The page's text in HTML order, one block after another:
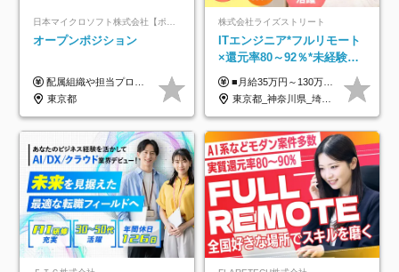
日本マイクロソフト株式会社【ポジションマッチ登録】
オープンポジション
配属組織や担当プロジェクトにより異なります。 ▼参考情報 ----------------------- 年俸650万～（1/12を月々支給） ※経験、能力を考慮の上、当社規定により優遇いたします。 ※時間外、休日出勤、深夜手当に対する賃金も基本年俸に含みます。
東京都
株式会社ライズストリート
ITエンジニア*フルリモート
×還元率80～92％*未経験歓
迎*年休134日*月給35万～*
定着率100%
■月給35万円～130万円＋賞与年2回＋各種手当 ※システムエンジニアの経験をお持ちの方は月給41万円以上＋賞与年2回（108万円～）＋手当 ■単価（年収）アップのチャンスは最大年12回 ※残業代は1分単位で100％全額支給。サービス残業などは一切ありません ※試用期間6ヵ月（試用期間中の待遇・給与に差はありません）
東京都_神奈川県_埼玉県_千葉県_大阪府_愛知県_北海道_青森県_岩手県_宮城県_秋田県_山形県_福島県_茨城県_栃木県_群馬県_新潟県_山梨県_長野県_富山県_石川県_福井県_静岡県_岐阜県_三重県_兵庫県_京都府_滋賀県_奈良県_和歌山県_広島県_岡山県_鳥取県_島根県_山口県_徳島県_香川県_愛媛県_高知県_福岡県_熊本県_佐賀県_長崎県_大分県_宮崎県_鹿児島県_沖縄県